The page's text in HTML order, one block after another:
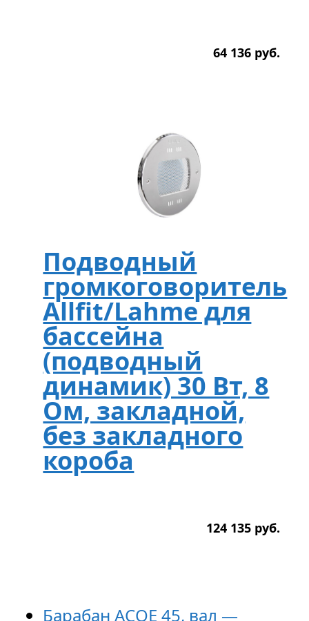
64 136 руб.
Подводный
громкоговоритель
Allfit/Lahme для
бассейна
(подводный
динамик) 30 Вт, 8
Oм, закладной,
без закладного
короба
124 135 руб.
Барабан ACOE 45, вал —